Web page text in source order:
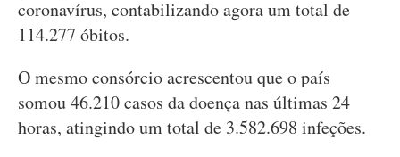
coronavírus, contabilizando agora um total de
114.277 óbitos.
O mesmo consórcio acrescentou que o país
somou 46.210 casos da doença nas últimas 24
horas, atingindo um total de 3.582.698 infeções.